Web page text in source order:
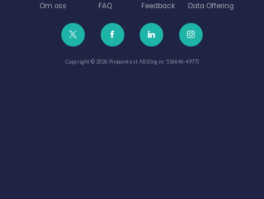
Om oss FAQ Feedback Data Offering
Copyright © 2026 Pinpointest AB (Org.nr: 556846-4977)